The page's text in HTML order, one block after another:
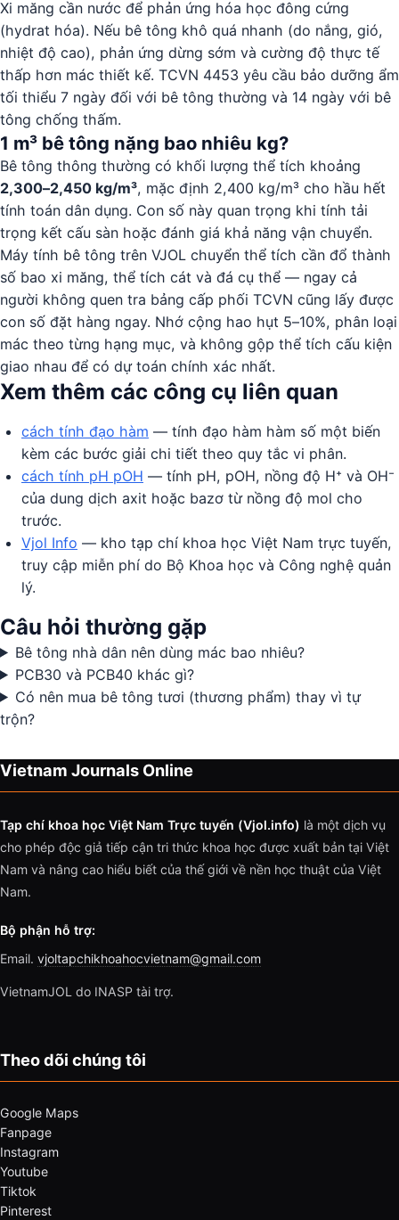
Xi măng cần nước để phản ứng hóa học đông cứng
(hydrat hóa). Nếu bê tông khô quá nhanh (do nắng, gió,
nhiệt độ cao), phản ứng dừng sớm và cường độ thực tế
thấp hơn mác thiết kế. TCVN 4453 yêu cầu bảo dưỡng ẩm
tối thiểu 7 ngày đối với bê tông thường và 14 ngày với bê
tông chống thấm.
1 m³ bê tông nặng bao nhiêu kg?
Bê tông thông thường có khối lượng thể tích khoảng
2,300–2,450 kg/m³, mặc định 2,400 kg/m³ cho hầu hết
tính toán dân dụng. Con số này quan trọng khi tính tải
trọng kết cấu sàn hoặc đánh giá khả năng vận chuyển.
Máy tính bê tông trên VJOL chuyển thể tích cần đổ thành
số bao xi măng, thể tích cát và đá cụ thể — ngay cả
người không quen tra bảng cấp phối TCVN cũng lấy được
con số đặt hàng ngay. Nhớ cộng hao hụt 5–10%, phân loại
mác theo từng hạng mục, và không gộp thể tích cấu kiện
giao nhau để có dự toán chính xác nhất.
Xem thêm các công cụ liên quan
cách tính đạo hàm — tính đạo hàm hàm số một biến
kèm các bước giải chi tiết theo quy tắc vi phân.
cách tính pH pOH — tính pH, pOH, nồng độ H⁺ và OH⁻
của dung dịch axit hoặc bazơ từ nồng độ mol cho
trước.
Vjol Info — kho tạp chí khoa học Việt Nam trực tuyến,
truy cập miễn phí do Bộ Khoa học và Công nghệ quản
lý.
Câu hỏi thường gặp
Bê tông nhà dân nên dùng mác bao nhiêu?
PCB30 và PCB40 khác gì?
Có nên mua bê tông tươi (thương phẩm) thay vì tự
trộn?
Vietnam Journals Online
Tạp chí khoa học Việt Nam Trực tuyến (Vjol.info) là một dịch vụ
cho phép độc giả tiếp cận tri thức khoa học được xuất bản tại Việt
Nam và nâng cao hiểu biết của thế giới về nền học thuật của Việt
Nam.
Bộ phận hỗ trợ:
Email. vjoltapchikhoahocvietnam@gmail.com
VietnamJOL do INASP tài trợ.
Theo dõi chúng tôi
Google Maps
Fanpage
Instagram
Youtube
Tiktok
Pinterest